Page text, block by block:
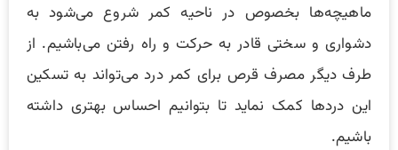
ماهیچه‌ها بخصوص در ناحیه کمر شروع می‌شود به
دشواری و سختی قادر به حرکت و راه رفتن می‌باشیم. از
طرف دیگر مصرف قرص برای کمر درد می‌تواند به تسکین
این دردها کمک نماید تا بتوانیم احساس بهتری داشته
باشیم.